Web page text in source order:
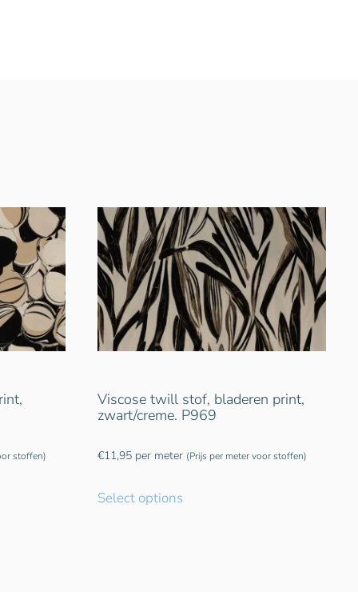
stoffen)
Viscose twill stof, bladeren print,
zwart/creme. P969
€11,95 per meter (Prijs per meter voor stoffen)
Select options